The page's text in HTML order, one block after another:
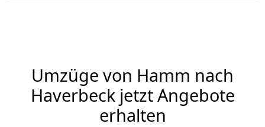
Umzüge von Hamm nach
Haverbeck jetzt Angebote
erhalten